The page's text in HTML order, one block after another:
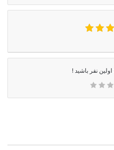
اولین نفر باشید !